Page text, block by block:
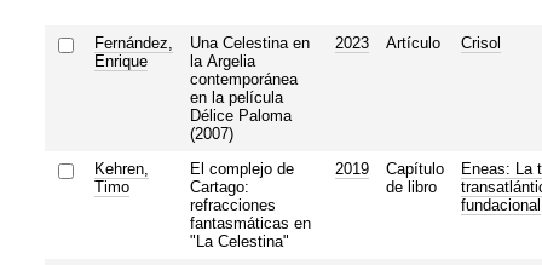
Fernández,
Enrique
Una Celestina en
la Argelia
contemporánea
en la película
Délice Paloma
(2007)
2023 Artículo Crisol
Kehren,
Timo
El complejo de
Cartago:
refracciones
fantasmáticas en
"La Celestina"
2019
Capítulo
de libro
Eneas: La
fundacional